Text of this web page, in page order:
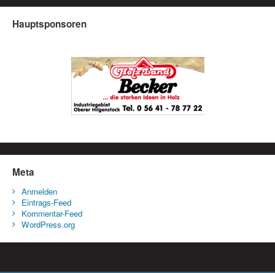
Hauptsponsoren
Meta
Anmelden
Eintrags-Feed
Kommentar-Feed
WordPress.org